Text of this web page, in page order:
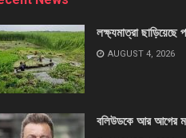
লক্ষ্যমাত্রা ছাড়িয়েছে
AUGUST 4, 2026
বলিউডকে আর আগের